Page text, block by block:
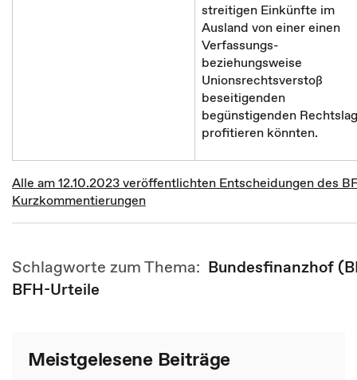
streitigen Einkünfte im
Ausland von einer einen
Verfassungs-
beziehungsweise
Unionsrechtsverstoß
beseitigenden
begünstigenden
profitieren könnten.
Alle am 12.10.2023 veröffentlichten Entscheidungen des
Kurzkommentierungen
Schlagworte zum Thema: Bundesfinanzhof
BFH-Urteile
Meistgelesene Beiträge